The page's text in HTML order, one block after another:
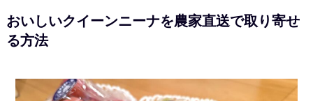
おいしいクイーンニーナを農家直送で取り寄せ
る方法